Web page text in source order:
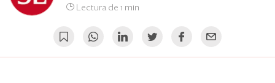
Lectura de 1 min